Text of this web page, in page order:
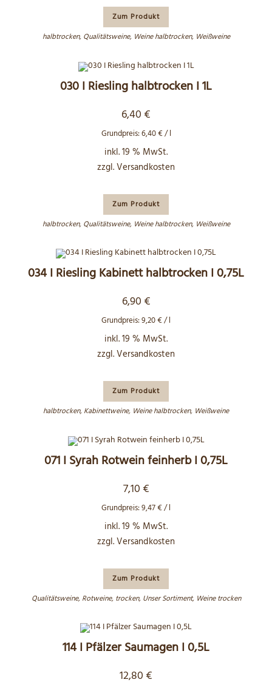
Zum Produkt
halbtrocken, Qualitätsweine, Weine halbtrocken, Weißweine
030 I Riesling halbtrocken I 1L
6,40 €
Grundpreis:6,40€/l
inkl. 19 % MwSt.
zzgl.Versandkosten
Zum Produkt
halbtrocken, Qualitätsweine, Weine halbtrocken, Weißweine
034 I Riesling Kabinett halbtrocken I 0,75L
6,90 €
Grundpreis:9,20€/l
inkl. 19 % MwSt.
zzgl.Versandkosten
Zum Produkt
halbtrocken, Kabinettweine, Weine halbtrocken, Weißweine
071 I Syrah Rotwein feinherb I 0,75L
7,10 €
Grundpreis:9,47€/l
inkl. 19 % MwSt.
zzgl.Versandkosten
Zum Produkt
Qualitätsweine, Rotweine, trocken, Unser Sortiment, Weine trocken
114 I Pfälzer Saumagen I 0,5L
12,80 €